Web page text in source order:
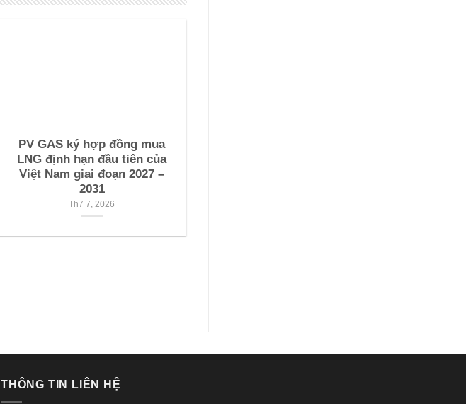
PV GAS ký hợp đồng mua
LNG định hạn đầu tiên của
Việt Nam giai đoạn 2027 –
2031
Th7 7, 2026
THÔNG TIN LIÊN HỆ